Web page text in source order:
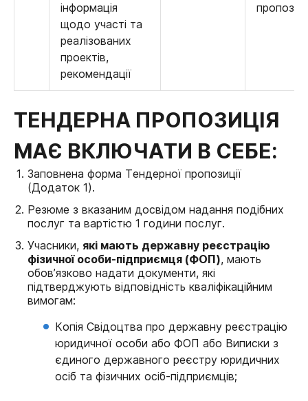
інформація
щодо участі та
реалізованих
проектів,
рекомендації
ТЕНДЕРНА ПРОПОЗИЦІЯ
МАЄ ВКЛЮЧАТИ В СЕБЕ:
Заповнена форма Тендерної пропозиції
(Додаток 1).
Резюме з вказаним досвідом надання подібних
послуг та вартістю 1 години послуг.
Учасники, які мають державну реєстрацію
фізичної особи-підприємця (ФОП), мають
обов’язково надати документи, які
підтверджують відповідність кваліфікаційним
вимогам:
Копія Свідоцтва про державну реєстрацію
юридичної особи або ФОП або Виписки з
єдиного державного реєстру юридичних
осіб та фізичних осіб-підприємців;